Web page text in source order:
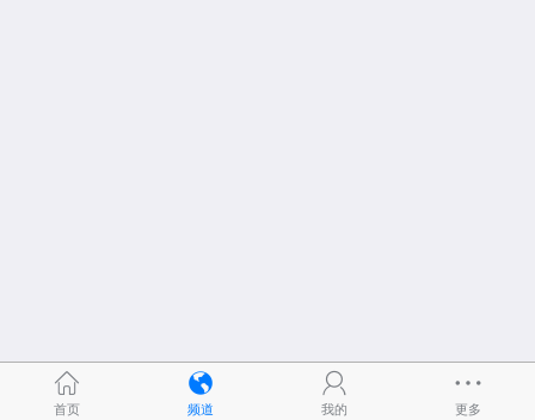
首页 频道 我的 更多